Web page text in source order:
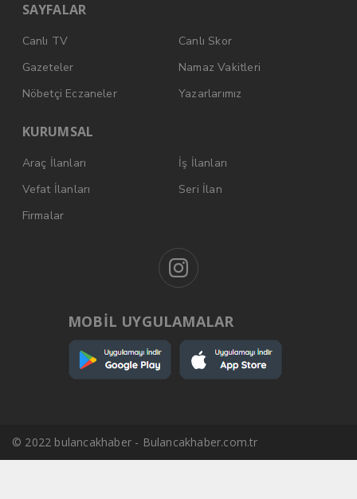
SAYFALAR
Canlı TV
Canlı Skor
Gazeteler
Namaz Vakitleri
Nöbetçi Eczaneler
Yazarlarımız
KURUMSAL
Araç İlanları
İş İlanları
Vefat İlanları
Seri İlan
Firmalar
MOBİL UYGULAMALAR
© 2022 bulancakhaber - Bulancakhaber.com.tr